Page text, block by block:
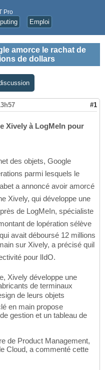
Pro
Emploi
amorce le rachat de
de dollars
#1
Xively à LogMeIn pour
des objets, Google
parmi lesquels le
a annoncé avoir amorcé
Xively, qui développe une
de LogMeIn, spécialiste
de lopération sélève
avait déboursé 12 millions
sur Xively, a précisé quil
pour lIdO.
Xively développe une
de terminaux
de leurs objets
en main propose
gestion et un tableau de
de Product Management,
Cloud, a commenté cette